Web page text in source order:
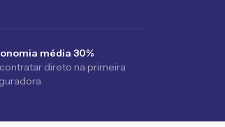
média 30%
direto na primeira